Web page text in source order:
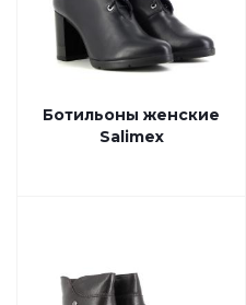
Ботильоны женские
Salimex